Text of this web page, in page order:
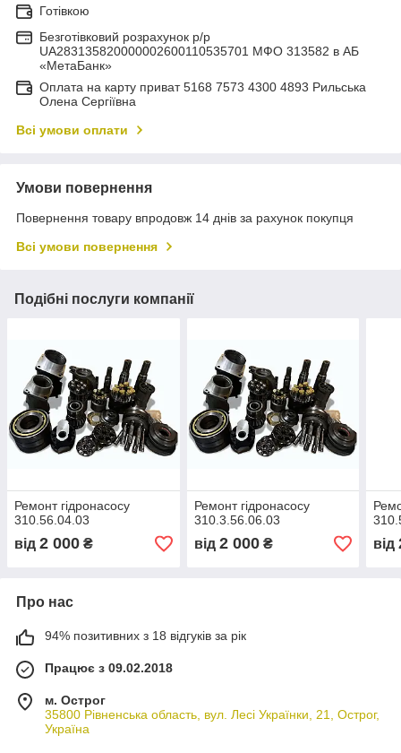
Готівкою
Безготівковий розрахунок р/р
UA283135820000002600110535701 МФО 313582 в АБ
«МетаБанк»
Оплата на карту приват 5168 7573 4300 4893 Рильська
Олена Сергіївна
Всі умови оплати
Умови повернення
Повернення товару впродовж 14 днів за рахунок покупця
Всі умови повернення
Подібні послуги компанії
Ремонт гідронасосу
310.56.04.03
від 2 000 ₴
Ремонт гідронасосу
310.3.56.06.03
від 2 000₴ від
Про нас
94% позитивних з 18 відгуків за рік
Працює з 09.02.2018
м. Острог
35800 Рівненська область, вул. Лесі Українки, 21, Острог,
Україна